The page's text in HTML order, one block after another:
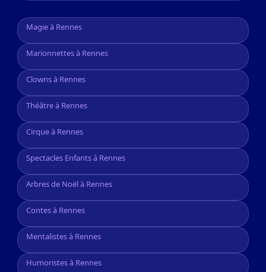
Magie à Rennes
Marionnettes à Rennes
Clowns à Rennes
Théâtre à Rennes
Cirque à Rennes
Spectacles Enfants à Rennes
Arbres de Noël à Rennes
Contes à Rennes
Mentalistes à Rennes
Humoristes à Rennes